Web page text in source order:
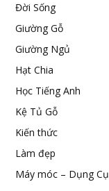
Đời Sống
Giường Gỗ
Giường Ngủ
Hạt Chia
Học Tiếng Anh
Kệ Tủ Gỗ
Kiến thức
Làm đẹp
Máy móc – Dụng Cụ